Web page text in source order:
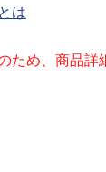
は
ため、商品詳